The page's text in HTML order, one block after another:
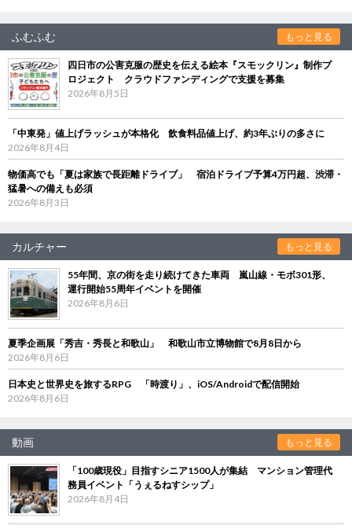
ふむふむ もっと見る
四日市の公害克服の歴史を伝える絵本『スモックリン』制作プ
ロジェクト クラウドファンディングで支援を募集
2026年8月5日
「中東発」値上げラッシュが本格化 飲食料品値上げ、約3年ぶりの多さに
2026年8月4日
物価高でも「夏は家族で長距離ドライブ」 宿泊ドライブ予算4万円超、渋滞・
猛暑への備えも必須
2026年8月3日
カルチャー もっと見る
55年間、京の街を走り続けてきた車両 嵐山線・モボ301形、
運行開始55周年イベントを開催
2026年8月6日
夏季企画展「秀吉・秀長と和歌山」 和歌山市立博物館で8月8日から
2026年8月6日
日本史と世界史を旅するRPG 「時渡り」、iOS/Androidで配信開始
2026年8月6日
動画 もっと見る
「100歳現役」目指すシニア1500人が集結 マンション管理代
務員イベント「うぇるねすシップ」
2026年8月4日